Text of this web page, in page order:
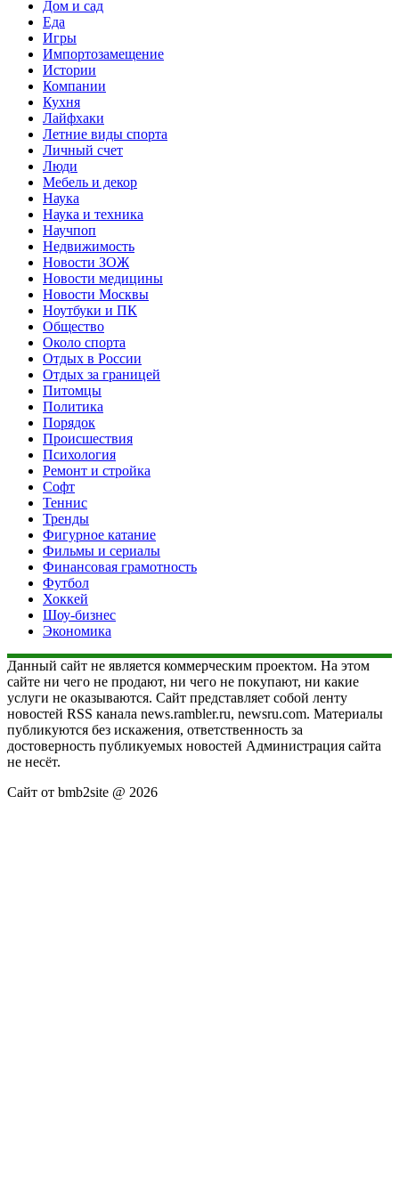
Дом и сад
Еда
Игры
Импортозамещение
Истории
Компании
Кухня
Лайфхаки
Летние виды спорта
Личный счет
Люди
Мебель и декор
Наука
Наука и техника
Научпоп
Недвижимость
Новости ЗОЖ
Новости медицины
Новости Москвы
Ноутбуки и ПК
Общество
Около спорта
Отдых в России
Отдых за границей
Питомцы
Политика
Порядок
Происшествия
Психология
Ремонт и стройка
Софт
Теннис
Тренды
Фигурное катание
Фильмы и сериалы
Финансовая грамотность
Футбол
Хоккей
Шоу-бизнес
Экономика
Данный сайт не является коммерческим проектом. На этом
сайте ни чего не продают, ни чего не покупают, ни какие
услуги не оказываются. Сайт представляет собой ленту
новостей RSS канала news.rambler.ru, newsru.com. Материалы
публикуются без искажения, ответственность за
достоверность публикуемых новостей Администрация сайта
не несёт.
Сайт от bmb2site @ 2026